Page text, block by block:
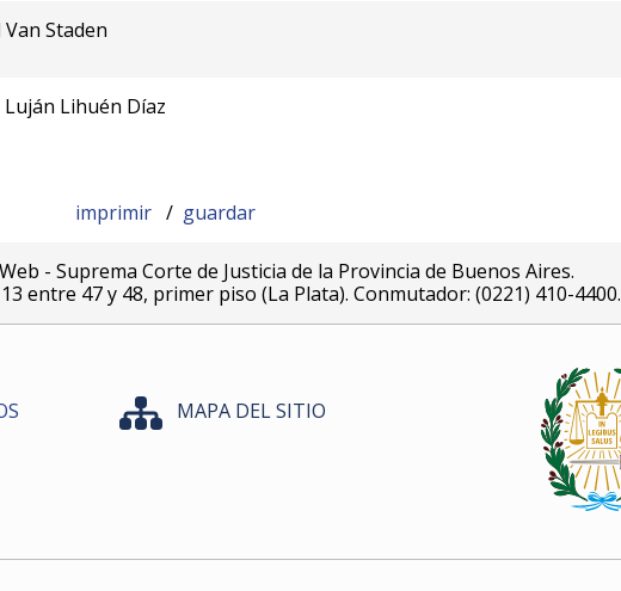
Staden
Lihuén Díaz
imprimir / guardar
- Suprema Corte de Justicia de la Provincia de Buenos Aires.
entre 47 y 48, primer piso (La Plata). Conmutador: (0221) 410-4400.
MAPA DEL SITIO